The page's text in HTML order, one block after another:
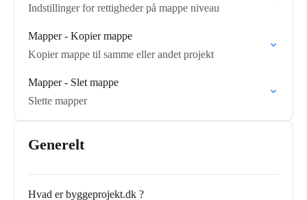
Indstillinger for rettigheder på mappe niveau
Mapper - Kopier mappe
Kopier mappe til samme eller andet projekt
Mapper - Slet mappe
Slette mapper
Generelt
Hvad er byggeprojekt.dk ?